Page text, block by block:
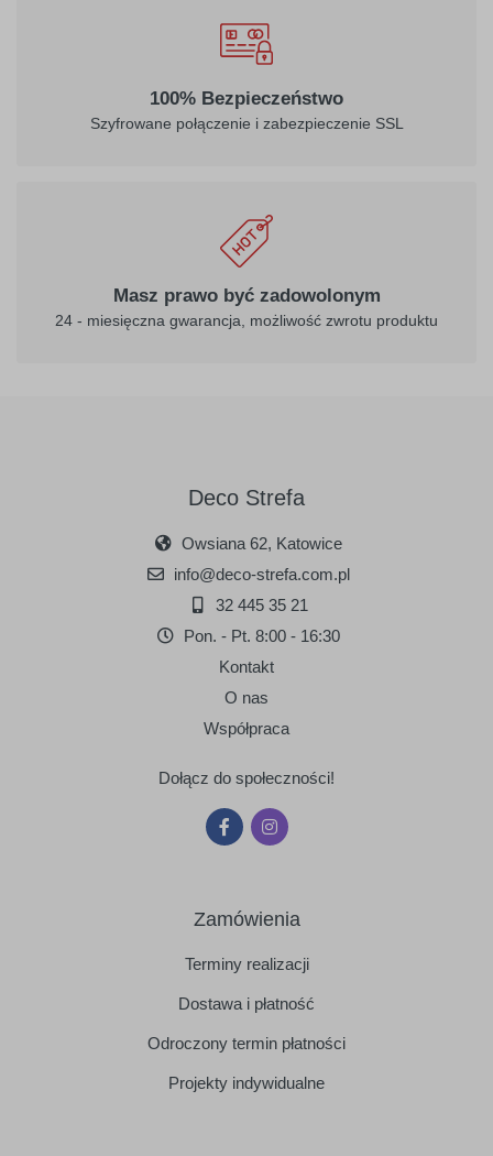
100% Bezpieczeństwo
Szyfrowane połączenie i zabezpieczenie SSL
Masz prawo być zadowolonym
24 - miesięczna gwarancja, możliwość zwrotu produktu
Deco Strefa
Owsiana 62, Katowice
info@deco-strefa.com.pl
32 445 35 21
Pon. - Pt. 8:00 - 16:30
Kontakt
O nas
Współpraca
Dołącz do społeczności!
Zamówienia
Terminy realizacji
Dostawa i płatność
Odroczony termin płatności
Projekty indywidualne